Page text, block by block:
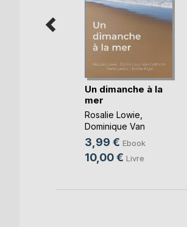
Un dimanche à la
mer
Rosalie Lowie
Dominique Van
Cotthem, ...
3,99 € Ebook
10,00 € Livre